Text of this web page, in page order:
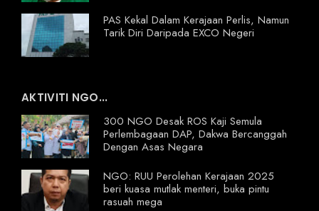
PAS Kekal Dalam Kerajaan Perlis, Namun
Tarik Diri Daripada EXCO Negeri
AKTIVITI NGO...
300 NGO Desak ROS Kaji Semula
Perlembagaan DAP, Dakwa Bercanggah
Dengan Asas Negara
NGO: RUU Perolehan Kerajaan 2025
beri kuasa mutlak menteri, buka pintu
rasuah mega